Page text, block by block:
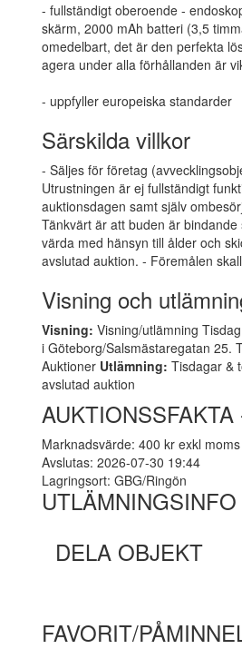
- fullständigt oberoende -
skärm, 2000 mAh batteri (3,5
omedelbart, det är den perfekta
agera under alla förhållanden är
- uppfyller europeiska standarder
Särskilda villkor
- Säljes för företag
Utrustningen är ej fullständigt
auktionsdagen samt själv
Tänkvärt är att buden är
värda med hänsyn till ålder och
avslutad auktion. - Föremålen
Visning och
Visning: Visning/utlämning
i Göteborg/Salsmästaregatan 25.
Auktioner Utlämning: Tisdagar &
avslutad auktion
AUKTIONSSFAKTA
Marknadsvärde: 400 kr exkl moms
Avslutas: 2026-07-30 19:44
Lagringsort: GBG/Ringön
UTLÄMNINGSINFO
DELA OBJEKT
FAVORIT/